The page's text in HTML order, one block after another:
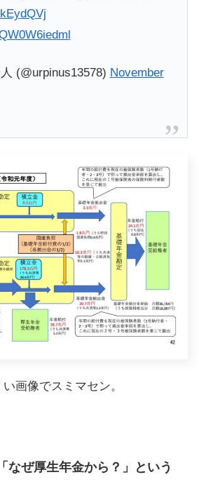
(@urpinus13578) November
画像でスミマセン。
なぜ厚生年金から？」という